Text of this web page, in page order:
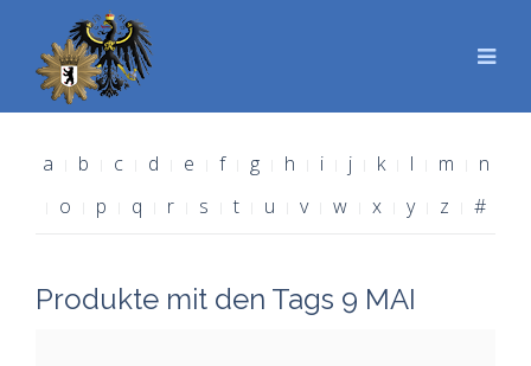
a b c d e f g h i j k l m
n
o
p q r s t u v w x y z #
Produkte mit den Tags 9 MAI